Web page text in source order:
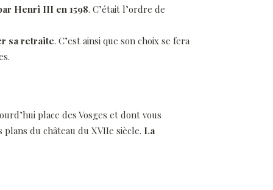
Henri III en 1598. C’était l’ordre de
sa retraite. C’est ainsi que son choix se fera
place des Vosges et dont vous
du château du XVIIe siècle. La